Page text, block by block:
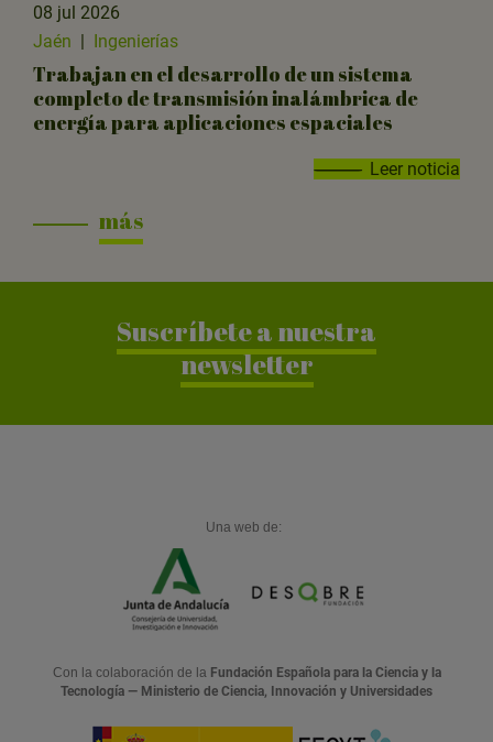
08 jul 2026
Jaén | Ingenierías
Trabajan en el desarrollo de un sistema
completo de transmisión inalámbrica de
energía para aplicaciones espaciales
Leer noticia
más
Suscríbete a nuestra
newsletter
Una web de:
Con la colaboración de la Fundación Española para la Ciencia y la
Tecnología — Ministerio de Ciencia, Innovación y Universidades